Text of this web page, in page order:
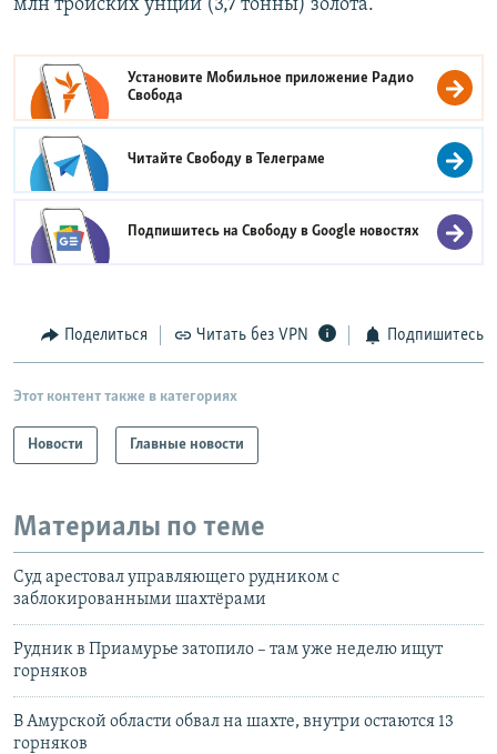
млн тройских унций (3,7 тонны) золотa.
Установите Мобильное приложение Радио
Свобода
Читайте Свободу вТелеграме
Подпишитесь на Свободу вGoogle новостях
Поделиться Читать без VPN Подпишитесь
Этот контент также в категориях
Новости Главные новости
Материалы по теме
Суд арестовал управляющего рудником с
заблокированными шахтёрами
Рудник в Приамурье затопило – там уже неделю ищут
горняков
В Амурской области обвал на шахте, внутри остаются 13
горняков